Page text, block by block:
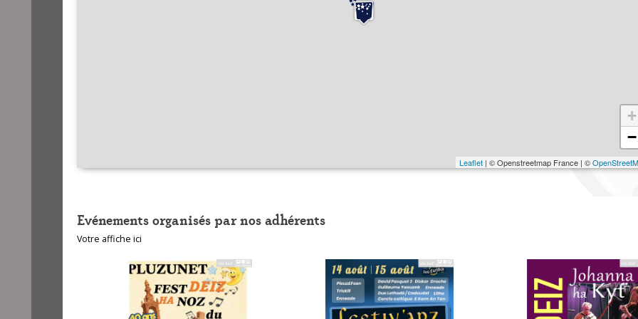
+
−
Leaflet| © Openstreetmap France | ©
Evénements organisés par nos adhérents
Votre affiche ici